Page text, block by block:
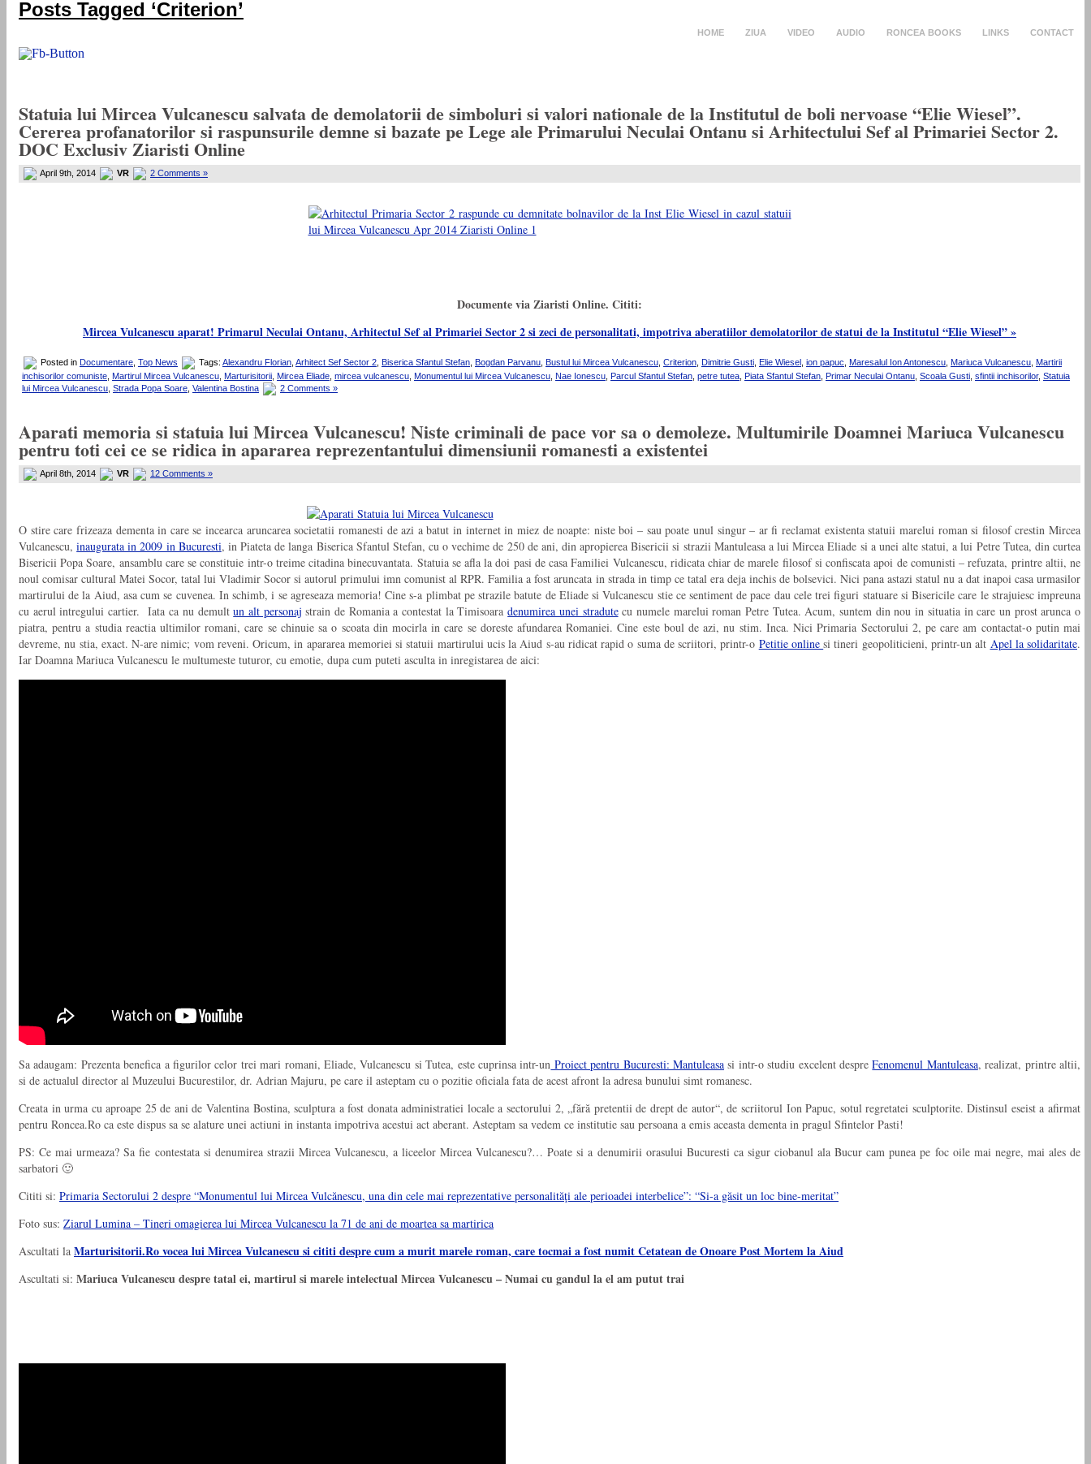
HOME ZIUA VIDEO AUDIO RONCEA BOOKS LINKS CONTACT
Posts Tagged ‘Criterion’
Statuia lui Mircea Vulcanescu salvata de demolatorii de simboluri si valori nationale de la Institutul de boli nervoase “Elie Wiesel”.
Cererea profanatorilor si raspunsurile demne si bazate pe Lege ale Primarului Neculai Ontanu si Arhitectului Sef al Primariei Sector 2.
DOC Exclusiv Ziaristi Online
April 9th, 2014 VR 2 Comments »
Documente via Ziaristi Online. Cititi:
Mircea Vulcanescu aparat! Primarul Neculai Ontanu, Arhitectul Sef al Primariei Sector 2 si zeci de personalitati, impotriva aberatiilor demolatorilor de statui de la Institutul “Elie Wiesel” »
Posted in Documentare Top News Tags: Alexandru Florian Arhitect Sef Sector 2 Biserica Sfantul Stefan Bogdan Parvanu Bustul lui Mircea Vulcanescu Criterion Dimitrie Gusti Elie Wiesel ion papuc Maresalul Ion Antonescu Mariuca Vulcanescu Martirii
inchisorilor comuniste Martirul Mircea Vulcanescu Marturisitorii Mircea Eliade mircea vulcanescu Monumentul lui Mircea Vulcanescu Nae Ionescu Parcul Sfantul Stefan petre tutea Piata Sfantul Stefan Primar Neculai Ontanu Scoala Gusti sfintii inchisorilor, Statuia
lui Mircea Vulcanescu Strada Popa Soare Valentina Bostina 2 Comments »
Aparati memoria si statuia lui Mircea Vulcanescu! Niste criminali de pace vor sa o demoleze. Multumirile Doamnei Mariuca Vulcanescu
pentru toti cei ce se ridica in apararea reprezentantului dimensiunii romanesti a existentei
April 8th, 2014 VR 12 Comments »
O stire care frizeaza dementa in care se incearca aruncarea societatii romanesti de azi a batut in internet in miez de noapte: niste boi – sau poate unul singur – ar fi reclamat existenta statuii marelui roman si filosof crestin Mircea
Vulcanescu,inaugurata in 2009 in Bucuresti, in Piateta de langa Biserica Sfantul Stefan, cu o vechime de 250 de ani, din apropierea Bisericii si strazii Mantuleasa a lui Mircea Eliade si a unei alte statui, a lui Petre Tutea, din curtea
Bisericii Popa Soare, ansamblu care se constituie intr-o treime citadina binecuvantata. Statuia se afla la doi pasi de casa Familiei Vulcanescu, ridicata chiar de marele filosof si confiscata apoi de comunisti – refuzata, printre altii, ne
noul comisar cultural Matei Socor, tatal lui Vladimir Socor si autorul primului imn comunist al RPR. Familia a fost aruncata in strada in timp ce tatal era deja inchis de bolsevici. Nici pana astazi statul nu a dat inapoi casa urmasilor
martirului de la Aiud, asa cum se cuvenea. In schimb, i se agreseaza memoria! Cine s-a plimbat pe strazile batute de Eliade si Vulcanescu stie ce sentiment de pace dau cele trei figuri statuare si Bisericile care le strajuiesc impreuna
cu aerul intregului cartier. Iata ca nu demultun alt personaj strain de Romania a contestat la Timisoaradenumirea unei stradutecu numele marelui roman Petre Tutea. Acum, suntem din nou in situatia in care un prost arunca o
piatra, pentru a studia reactia ultimilor romani, care se chinuie sa o scoata din mocirla in care se doreste afundarea Romaniei. Cine este boul de azi, nu stim. Inca. Nici Primaria Sectorului 2, pe care am contactat-o putin mai
devreme, nu stia, exact. N-are nimic; vom reveni. Oricum, in apararea memoriei si statuii martirului ucis la Aiud s-au ridicat rapid o suma de scriitori, printr-o Petitie onlinesi tineri geopoliticieni, printr-un alt Apel la solidaritate.
Iar Doamna Mariuca Vulcanescu le multumeste tuturor, cu emotie, dupa cum puteti asculta in inregistarea de aici:
Sa adaugam: Prezenta benefica a figurilor celor trei mari romani, Eliade, Vulcanescu si Tutea, este cuprinsa intr-un Proiect pentru Bucuresti: Mantuleasa si intr-o studiu excelent despreFenomenul Mantuleasa, realizat, printre altii,
si de actualul director al Muzeului Bucurestilor, dr. Adrian Majuru, pe care il asteptam cu o pozitie oficiala fata de acest afront la adresa bunului simt romanesc.
Creata in urma cu aproape 25 de ani de Valentina Bostina, sculptura a fost donata administratiei locale a sectorului 2, „fără pretentii de drept de autor“, de scriitorul Ion Papuc, sotul regretatei sculptorite. Distinsul eseist a afirmat
pentru Roncea.Ro ca este dispus sa se alature unei actiuni in instanta impotriva acestui act aberant. Asteptam sa vedem ce institutie sau persoana a emis aceasta dementa in pragul Sfintelor Pasti!
PS: Ce mai urmeaza? Sa fie contestata si denumirea strazii Mircea Vulcanescu, a liceelor Mircea Vulcanescu?… Poate si a denumirii orasului Bucuresti ca sigur ciobanul ala Bucur cam punea pe foc oile mai negre, mai ales de
sarbatori 🙂
Cititi si: Primaria Sectorului 2 despre “Monumentul lui Mircea Vulcănescu, una din cele mai reprezentative personalităţi ale perioadei interbelice”: “Si-a găsit un loc bine-meritat”
Foto sus: Ziarul Lumina – Tineri omagierea lui Mircea Vulcanescu la 71 de ani de moartea sa martirica
Ascultati la Marturisitorii.Ro vocea lui Mircea Vulcanescu si cititi despre cum a murit marele roman, care tocmai a fost numit Cetatean de Onoare Post Mortem la Aiud
Ascultati si: Mariuca Vulcanescu despre tatal ei, martirul si marele intelectual Mircea Vulcanescu – Numai cu gandul la el am putut trai